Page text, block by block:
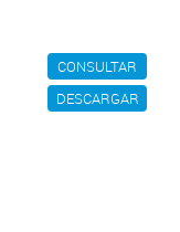
CONSULTAR
DESCARGAR